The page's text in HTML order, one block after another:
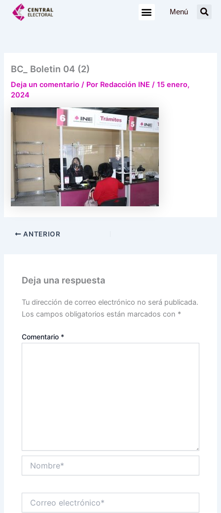
Menú
BC_ Boletin 04 (2)
Deja un comentario / Por Redacción INE/15 enero,
2024
ANTERIOR
Deja una respuesta
Tu dirección de correo electrónico no será publicada.
Los campos obligatorios están marcados con *
Comentario *
electrónico*